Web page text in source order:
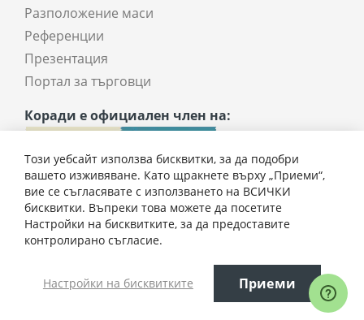
250,00 € / 488,96 лв.
Добави
Разположение маси
Референции
Презентация
Портал за търговци
Коради е официален член на:
Всички права запазени © 2025 coradi.bg
Този уебсайт използва бисквитки, за да подобри
вашето изживяване. Като щракнете върху „Приеми“,
вие се съгласявате с използването на ВСИЧКИ
бисквитки. Въпреки това можете да посетите
Настройки на бисквитките, за да предоставите
контролирано съгласие.
Настройки на бисквитките Приеми